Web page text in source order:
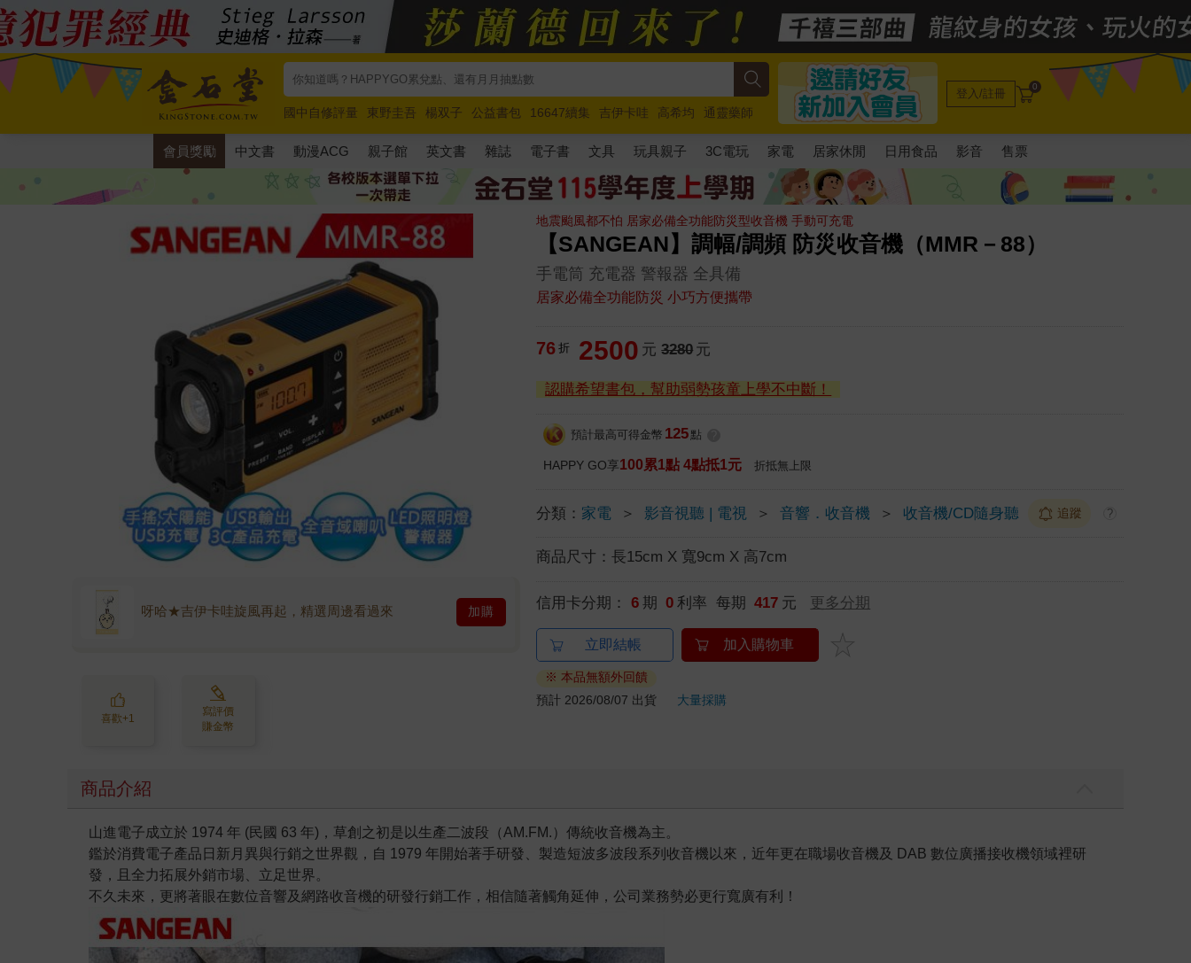
國中自修評量 東野圭吾 楊双子 公益書包 16647續集 吉伊卡哇 高希均
通靈藥師
唯紅花綻放
奧德賽 路邊攤新作 馬斯克 玩具總動員5 超慢跑
登入/註冊 0
會員獎勵 中文書 動漫ACG 親子館 英文書 雜誌 電子書 文具 玩具親子 3C電玩 家電 居家休閒 日用食品 影音 售票
地震颱風都不怕 居家必備全功能防災型收音機 手動可充電
【SANGEAN】調幅/調頻 防災收音機（MMR－88）
手電筒 充電器 警報器 全具備
居家必備全功能防災 小巧方便攜帶
呀哈★吉伊卡哇旋風再起，精選周邊看過來 加購
喜歡+1
寫評價
賺金幣
76 折 2500 元 3280 元
認購希望書包，幫助弱勢孩童上學不中斷！
預計最高可得金幣 125 點
HAPPY GO享100累1點 4點抵1元 折抵無上限
分類： 家電 ＞ 影音視聽 | 電視 ＞ 音響．收音機 ＞ 收音機/CD隨身聽 追蹤 ?
商品尺寸：長15cm X 寬9cm X 高7cm
信用卡分期： 6 期 0 利率 每期 417 元 更多分期
立即結帳 加入購物車
※ 本品無額外回饋
預計 2026/08/07 出貨
大量採購
商品介紹
山進電子成立於 1974 年 (民國 63 年)，草創之初是以生產二波段（AM.FM.）傳統收音機為主。
鑑於消費電子產品日新月異與行銷之世界觀，自 1979 年開始著手研發、製造短波多波段系列收音機以來，近年更在職場收音機及 DAB 數位廣播接收機領域裡研
發，且全力拓展外銷市場、立足世界。
不久未來，更將著眼在數位音響及網路收音機的研發行銷工作，相信隨著觸角延伸，公司業務勢必更行寬廣有利！